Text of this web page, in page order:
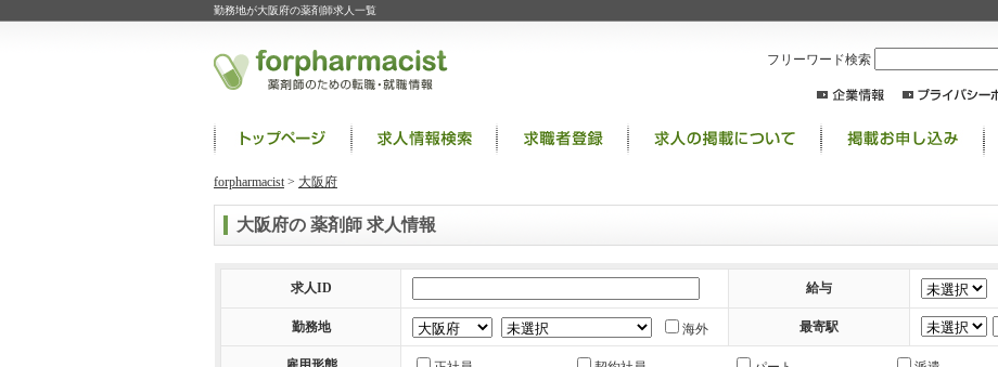
勤務地が大阪府の薬剤師求人一覧
フリーワード検索
forpharmacist > 大阪府
大阪府の 薬剤師 求人情報
求人ID 給与
勤務地 海外 最寄駅